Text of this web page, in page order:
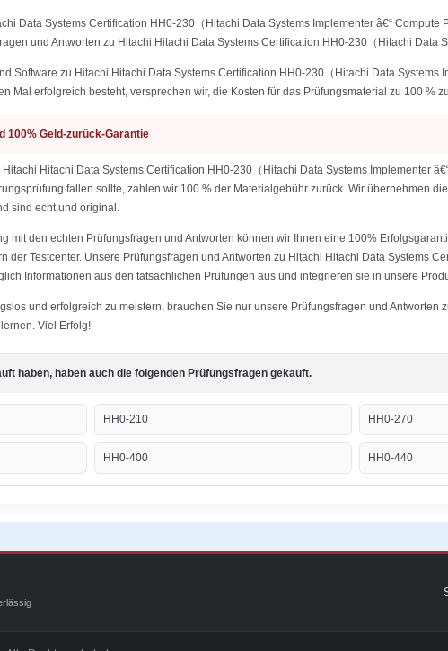
Data Systems Certification HH0-230（Hitachi Data Systems Implementer â€“
und Antworten zu Hitachi Hitachi Data Systems Certification HH0-230（Hitachi Data
Software zu Hitachi Hitachi Data Systems Certification HH0-230（Hitachi Data Systems
Mal erfolgreich besteht, versprechen wir, die Kosten für das Prüfungsmaterial zu 100 %
100% Geld-zurück-Garantie
Hitachi Data Systems Certification HH0-230（Hitachi Data Systems Implementer
fallen sollte, zahlen wir 100 % der Materialgebühr zurück. Wir übernehmen
sind echt und original.
mit den echten Prüfungsfragen und Antworten können wir Ihnen eine 100%
der Testcenter. Unsere Prüfungsfragen und Antworten zu Hitachi Hitachi Data Systems
Informationen aus den tatsächlichen Prüfungen aus und integrieren sie in unsere
und erfolgreich zu meistern, brauchen Sie nur unsere Prüfungsfragen und
Viel Erfolg!
haben, haben auch die folgenden Prüfungsfragen gekauft.
HH0-210 HH0-270
HH0-400 HH0-440